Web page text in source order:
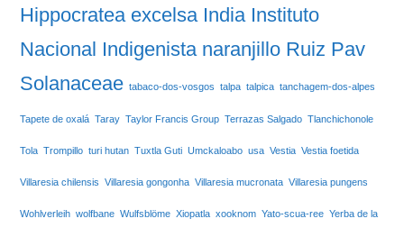
Hippocratea excelsa India Instituto
Nacional Indigenista naranjillo Ruiz Pav
Solanaceae tabaco-dos-vosgos talpa talpica tanchagem-dos-alpes
Tapete de oxalá Taray Taylor Francis Group Terrazas Salgado Tlanchichonole
Tola Trompillo turi hutan Tuxtla Guti Umckaloabo usa Vestia Vestia foetida
Villaresia chilensis Villaresia gongonha Villaresia mucronata Villaresia pungens
Wohlverleih wolfbane Wulfsblöme Xiopatla xooknom Yato-scua-ree Yerba de la